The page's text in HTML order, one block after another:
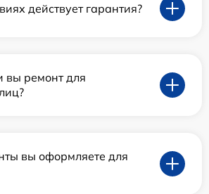
действует гарантия?
вы ремонт для
вы оформляете для